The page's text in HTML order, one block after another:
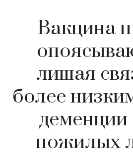
Вакцина
лишая
более
деменции
пожилых